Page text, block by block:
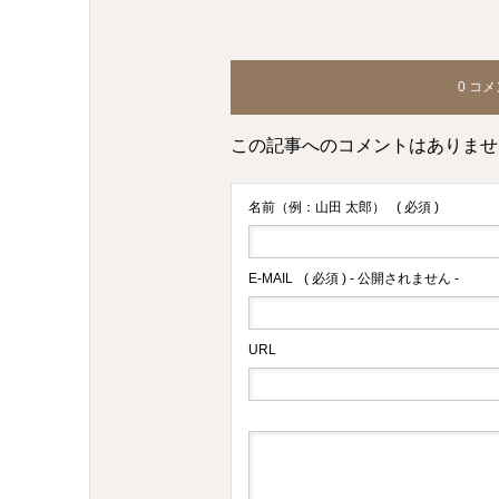
0 コメ
この記事へのコメントはありませ
名前（例：山田 太郎） ( 必須 )
E-MAIL ( 必須 ) - 公開されません -
URL